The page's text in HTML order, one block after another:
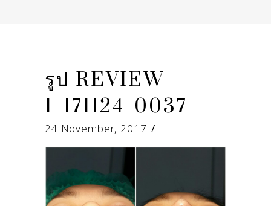
รูป REVIEW
1_171124_0037
24 November, 2017